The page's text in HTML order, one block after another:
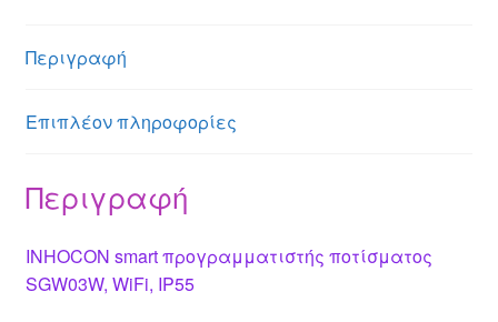
n
g
er p
Περιγραφή
Επιπλέον πληροφορίες
Περιγραφή
INHOCON smart προγραμματιστής ποτίσματος
SGW03W, WiFi, IP55